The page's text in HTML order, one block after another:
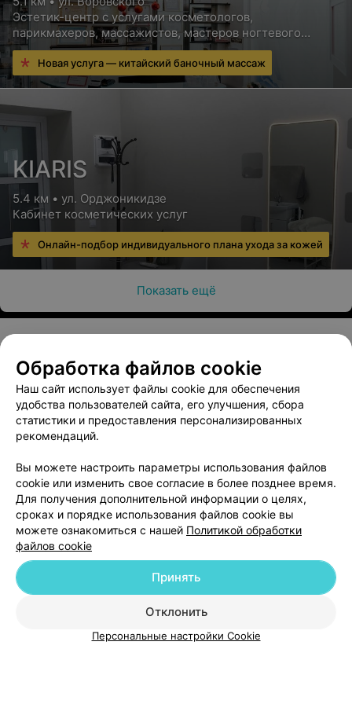
Эстетик-центр с услугами косметологов,
парикмахеров, массажистов, мастеров ногтевого
сервиса и других специалистов
Новая услуга — китайский баночный массаж
KIARIS
5.4 км • ул. Орджоникидзе
Кабинет косметических услуг
Онлайн-подбор индивидуального плана ухода за кожей
Показать ещё
О проекте Новости проекта
Размещение рекламы
Медицинский маркетинг
Публичный договор
Пользовательское соглашение
Способы оплаты
Написать в поддержку
Персональные настройки cookie
Обработка персональных данных
© 2026 ООО «Артокс Лаб», УНП 191700409| 220012, Республика Беларусь,
ВЫ ВЛАДЕЛЕЦ?
Обработка файлов cookie
Наш сайт использует файлы cookie для обеспечения
удобства пользователей сайта, его улучшения, сбора
статистики и предоставления персонализированных
рекомендаций.
Вы можете настроить параметры использования файлов
cookie или изменить свое согласие в более позднее время.
Для получения дополнительной информации о целях,
сроках и порядке использования файлов cookie вы
можете ознакомиться с нашей Политикой обработки
файлов cookie
Отклонить
Принять
Персональные настройки Cookie